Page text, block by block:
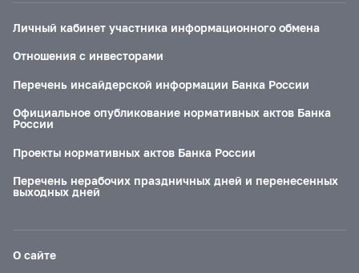
Личный кабинет участника информационного обмена
Отношения с инвесторами
Перечень инсайдерской информации Банка России
Официальное опубликование нормативных актов Банка
России
Проекты нормативных актов Банка России
Перечень нерабочих праздничных дней и перенесенных
выходных дней
О сайте